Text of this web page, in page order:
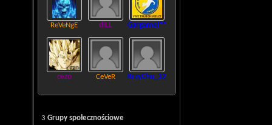
ReVeNgE diLL Gargamel^^
cezo CeVeR KrzyChu_321
3 Grupy społecznościowe